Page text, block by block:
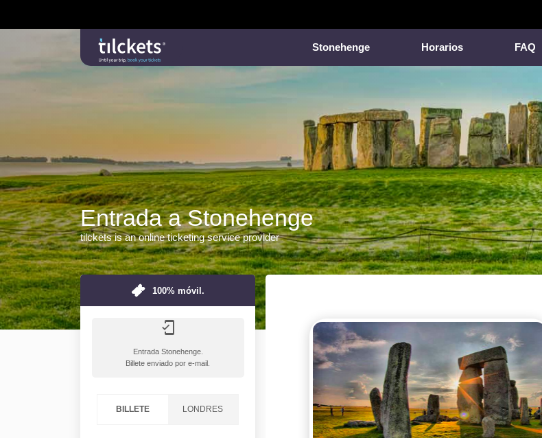
Stonehenge Horarios FAQ
Entrada a Stonehenge
tilckets is an online ticketing service provider
100% móvil.
mobile_friendly
Entrada Stonehenge.
Billete enviado por e-mail.
BILLETE LONDRES